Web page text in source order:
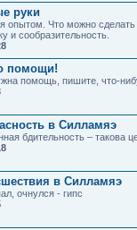
руки
опытом. Что можно
и сообразительность.
помощи!
помощь, пишите, что-
в Силламяэ
бдительность – такова
в Силламяэ
очнулся - гипс